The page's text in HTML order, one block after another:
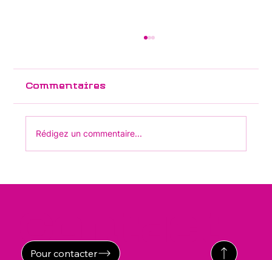
syndrome post-polio (SPP)"
Commentaires
Rédigez un commentaire...
Contact
Pour contacter